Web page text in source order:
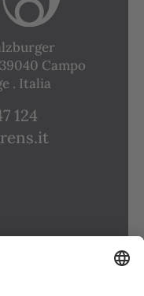
Campo
. Italia
124